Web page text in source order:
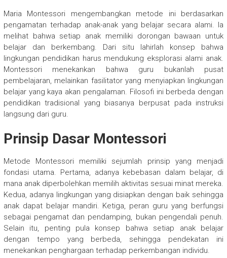
Maria Montessori mengembangkan metode ini berdasarkan
pengamatan terhadap anak-anak yang belajar secara alami. Ia
melihat bahwa setiap anak memiliki dorongan bawaan untuk
belajar dan berkembang. Dari situ lahirlah konsep bahwa
lingkungan pendidikan harus mendukung eksplorasi alami anak.
Montessori menekankan bahwa guru bukanlah pusat
pembelajaran, melainkan fasilitator yang menyiapkan lingkungan
belajar yang kaya akan pengalaman. Filosofi ini berbeda dengan
pendidikan tradisional yang biasanya berpusat pada instruksi
langsung dari guru.
Prinsip Dasar Montessori
Metode Montessori memiliki sejumlah prinsip yang menjadi
fondasi utama. Pertama, adanya kebebasan dalam belajar, di
mana anak diperbolehkan memilih aktivitas sesuai minat mereka.
Kedua, adanya lingkungan yang disiapkan dengan baik sehingga
anak dapat belajar mandiri. Ketiga, peran guru yang berfungsi
sebagai pengamat dan pendamping, bukan pengendali penuh.
Selain itu, penting pula konsep bahwa setiap anak belajar
dengan tempo yang berbeda, sehingga pendekatan ini
menekankan penghargaan terhadap perkembangan individu.